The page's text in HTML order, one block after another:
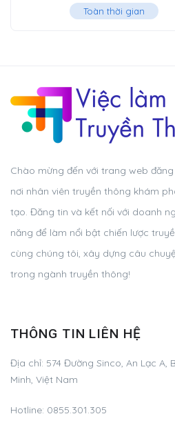
Toàn thời gian
Chào mừng đến với trang web
nơi nhân viên truyền thông khám
tạo. Đăng tin và kết nối với doanh
năng để làm nổi bật chiến lược
cùng chúng tôi, xây dựng câu
trong ngành truyền thông!
THÔNG TIN LIÊN HỆ
Địa chỉ: 574 Đường Sinco, An Lạc A,
Minh, Việt Nam
Hotline: 0855.301.305